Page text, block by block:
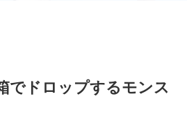
でドロップするモンス